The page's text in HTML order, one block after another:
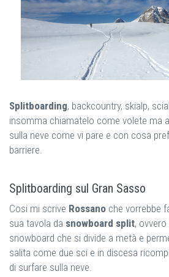
Splitboarding, backcountry, skialp,
insomma chiamatelo come volete ma
sulla neve come vi pare e con cosa
barriere.
Splitboarding sul Gran Sasso
Cosi mi scrive Rossano che vorrebbe
sua tavola da snowboard split,
snowboard che si divide a metà e
salita come due sci e in discesa
di surfare sulla neve.